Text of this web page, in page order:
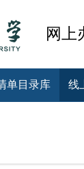
网上
单目录库 线